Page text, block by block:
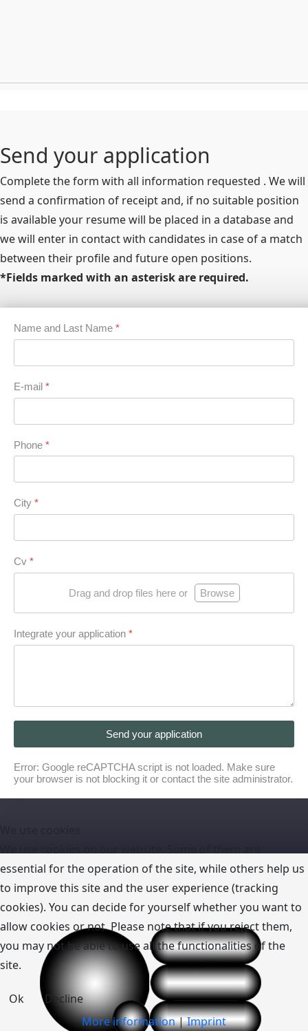
Send your application
Complete the form with all information requested . We will
send a confirmation of receipt and, if no suitable position
is available your resume will be placed in a database and
we will enter in contact with candidates in case of a match
between their profile and future open positions.
*Fields marked with an asterisk are required.
Name and Last Name *
E-mail *
Phone *
City *
Cv *
Drag and drop files here or Browse
Integrate your application *
Send your application
Error: Google reCAPTCHA script is not loaded. Make sure
your browser is not blocking it or contact the site administrator.
essential for the operation of the site, while others help us
to improve this site and the user experience (tracking
cookies). You can decide for yourself whether you want to
allow cookies or not. Please note that if you reject them,
you may not be able to use all the functionalities of the
site.
Ok
Decline
More information|Imprint